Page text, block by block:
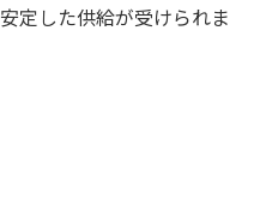
定した供給が受けられま